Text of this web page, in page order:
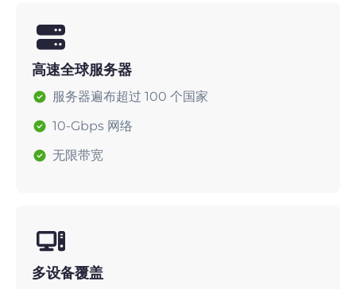
高速全球服务器
服务器遍布超过 100 个国家
10-Gbps 网络
无限带宽
多设备覆盖